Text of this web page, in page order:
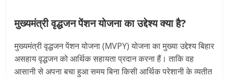
मुख्यमंत्री वृद्धजन पेंशन योजना का उद्देश्य क्या है?
मुख्यमंत्री वृद्धजन पेंशन योजना (MVPY) योजना का मुख्या उद्देश्य बिहार
असहाय वृद्धजन को आर्थिक सहायता प्रदान करना हैं। ताकि वह
आसानी से अपना बचा हुआ समय बिना किसी आर्थिक परेशानी के व्यतीत